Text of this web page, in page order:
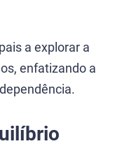
a explorar a
enfatizando a